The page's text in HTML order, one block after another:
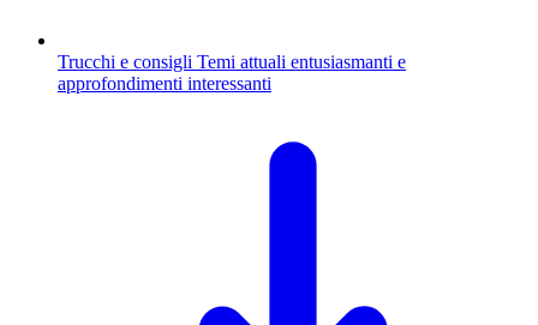
Trucchi e consigli Temi attuali entusiasmanti e
approfondimenti interessanti